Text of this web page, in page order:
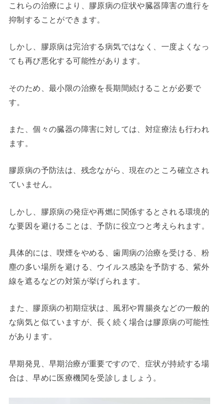
これらの治療により、膠原病の症状や臓器障害の進行を
抑制することができます。
しかし、膠原病は完治する病気ではなく、一度よくなっ
ても再び悪化する可能性があります。
そのため、最小限の治療を長期間続けることが必要で
す。
また、個々の臓器の障害に対しては、対症療法も行われ
ます。
膠原病の予防法は、残念ながら、現在のところ確立され
ていません。
しかし、膠原病の発症や再燃に関係するとされる環境的
な要因を避けることは、予防に役立つと考えられます。
具体的には、喫煙をやめる、歯周病の治療を受ける、粉
塵の多い場所を避ける、ウイルス感染を予防する、紫外
線を遮るなどの対策が挙げられます。
また、膠原病の初期症状は、風邪や胃腸炎などの一般的
な病気と似ていますが、長く続く場合は膠原病の可能性
があります。
早期発見、早期治療が重要ですので、症状が持続する場
合は、早めに医療機関を受診しましょう。